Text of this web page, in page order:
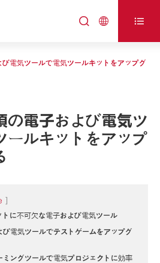
  
電気ツールで電気ツールキットをアップグ
の電子および電気ツ
ールキットをアップ
に不可欠な電子および電気ツール
電気ツールでテストゲームをアップグ
ングツールで電気プロジェクトに効率